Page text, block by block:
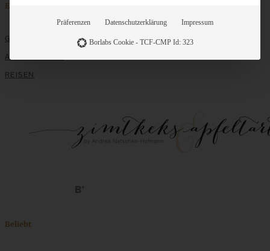
Entdecken
GRUNDLAGEN
ALLE REZEPTE
REISEN
Beliebt
Präferenzen Datenschutzerklärung Impressum
Borlabs Cookie - TCF-CMP Id: 323